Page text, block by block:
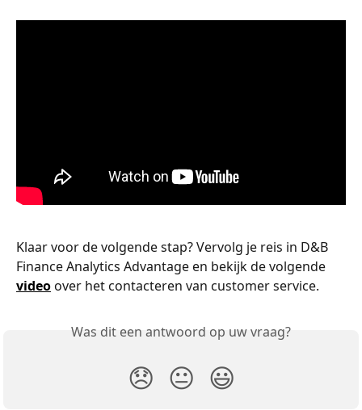
Klaar voor de volgende stap? Vervolg je reis in D&B
Finance Analytics Advantage en bekijk de volgende
videoover het contacteren van customer service.
Was dit een antwoord op uw vraag?
😞 😐 😃